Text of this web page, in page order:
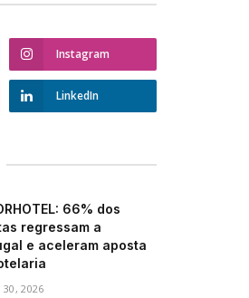
Instagram
LinkedIn
66% dos
regressam a
e aceleram aposta
30, 2026